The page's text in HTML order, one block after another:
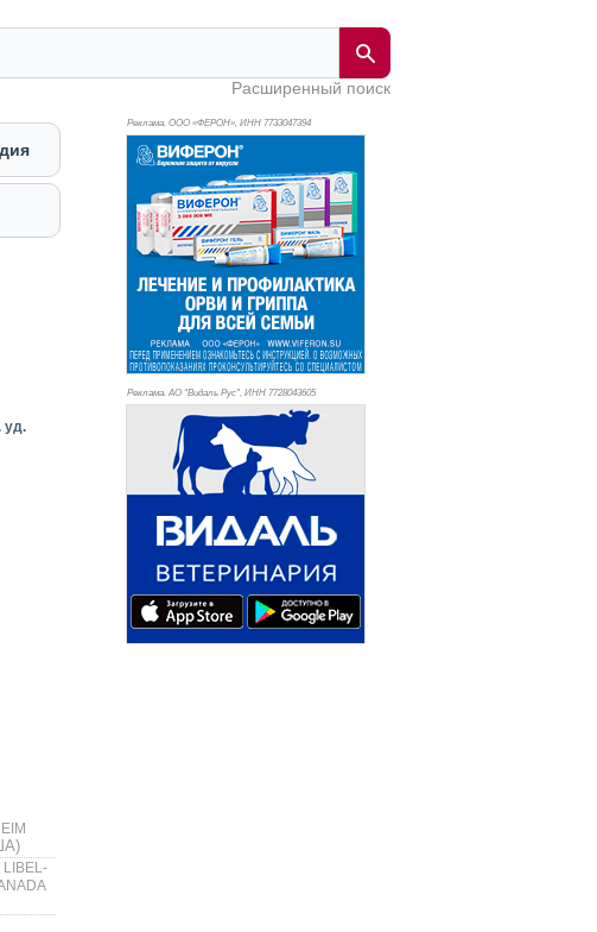
Расширенный поиск
уд.
LIBEL-
Реклама. ООО «ФЕРОН», ИНН 7733047394
Реклама. АО "Видаль Рус", ИНН 7728043605